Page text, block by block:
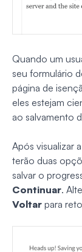
Quando um
seu formulário
página de
eles estejam
ao salvamento
Após visualizar
terão duas
salvar o
Continuar.
Voltar para